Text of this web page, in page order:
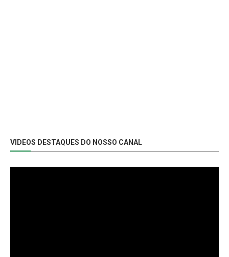
VIDEOS DESTAQUES DO NOSSO CANAL